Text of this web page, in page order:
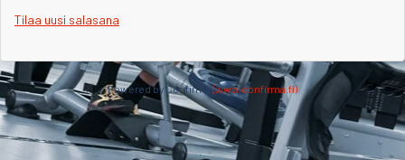
Tilaa uusi salasana
Powered by Confirma(www.confirma.fi)